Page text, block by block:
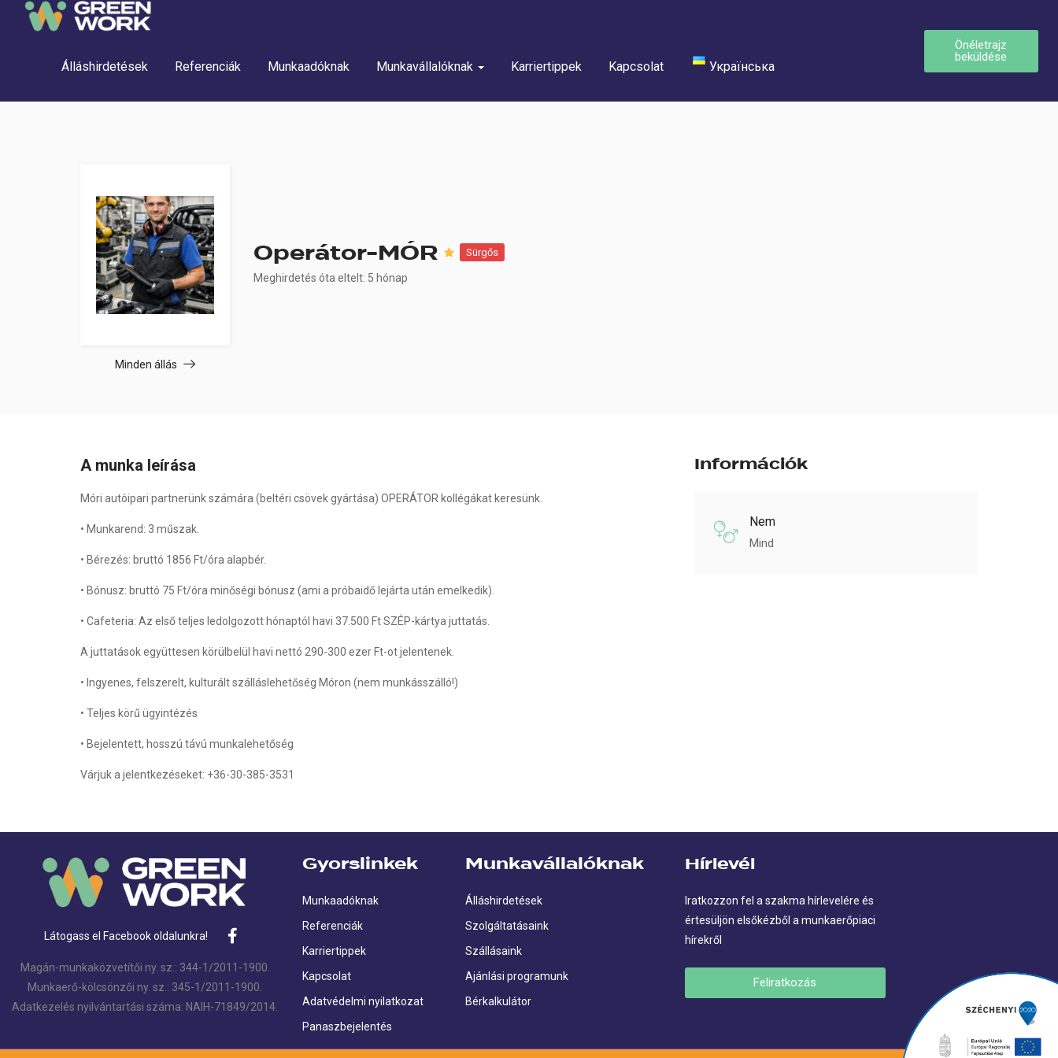
Álláshirdetések Referenciák Munkaadóknak Munkavállalóknak Karriertippek Kapcsolat Українська
Önéletrajz
beküldése
Minden állás
Operátor-MÓR Sürgős
Meghirdetés óta eltelt: 5 hónap
A munka leírása
Móri autóipari partnerünk számára (beltéri csövek gyártása) OPERÁTOR kollégákat keresünk.
• Munkarend: 3 műszak.
• Bérezés: bruttó 1856 Ft/óra alapbér.
• Bónusz: bruttó 75 Ft/óra minőségi bónusz (ami a próbaidő lejárta után emelkedik).
• Cafeteria: Az első teljes ledolgozott hónaptól havi 37.500 Ft SZÉP-kártya juttatás.
A juttatások együttesen körülbelül havi nettó 290-300 ezer Ft-ot jelentenek.
• Ingyenes, felszerelt, kulturált szálláslehetőség Móron (nem munkásszálló!)
• Teljes körű ügyintézés
• Bejelentett, hosszú távú munkalehetőség
Várjuk a jelentkezéseket: +36-30-385-3531
Információk
Nem
Mind
Látogass el Facebook oldalunkra!
Magán-munkaközvetítői ny. sz.: 344-1/2011-1900.
Munkaerő-kölcsönzői ny. sz.: 345-1/2011-1900.
Adatkezelés nyilvántartási száma: NAIH-71849/2014.
Gyorslinkek
Munkaadóknak
Referenciák
Karriertippek
Kapcsolat
Adatvédelmi nyilatkozat
Panaszbejelentés
Munkavállalóknak
Álláshirdetések
Szolgáltatásaink
Szállásaink
Ajánlási programunk
Bérkalkulátor
Hírlevél
Iratkozzon fel a szakma hírlevelére és
értesüljön elsőkézből a munkaerőpiaci
hírekről
Feliratkozás